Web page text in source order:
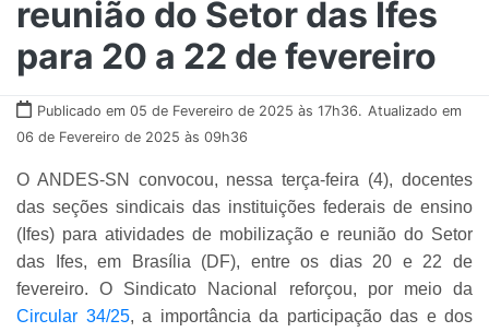
reunião do Setor das Ifes
para 20 a 22 de fevereiro
Publicado em 05 de Fevereiro de 2025 às 17h36. Atualizado em
06 de Fevereiro de 2025 às 09h36
O ANDES-SN convocou, nessa terça-feira (4), docentes
das seções sindicais das instituições federais de ensino
(Ifes) para atividades de mobilização e reunião do Setor
das Ifes, em Brasília (DF), entre os dias 20 e 22 de
fevereiro. O Sindicato Nacional reforçou, por meio da
Circular 34/25, a importância da participação das e dos